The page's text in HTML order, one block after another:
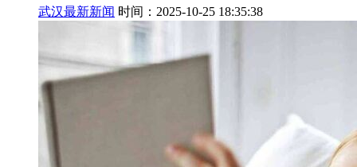
武汉最新新闻 时间：2025-10-25 18:35:38